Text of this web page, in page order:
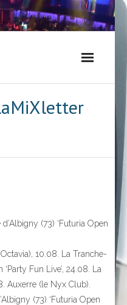
(73) ‘Futuria Open
10.08. La Tranche-
Fun Live’, 24.08. La
Auxerre (le Nyx Club).
(73) ‘Futuria Open